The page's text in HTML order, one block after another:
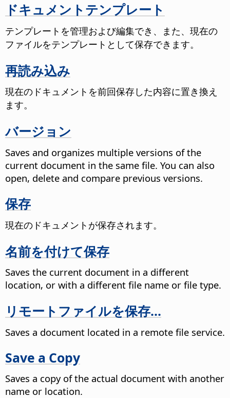
ドキュメントテンプレート
テンプレートを管理および編集でき、また、現在の
ファイルをテンプレートとして保存できます。
再読み込み
現在のドキュメントを前回保存した内容に置き換え
ます。
バージョン
Saves and organizes multiple versions of the
current document in the same file. You can also
open, delete and compare previous versions.
保存
現在のドキュメントが保存されます。
名前を付けて保存
Saves the current document in a different
location, or with a different file name or file type.
リモートファイルを保存...
Saves a document located in a remote file service.
Save a Copy
Saves a copy of the actual document with another
name or location.